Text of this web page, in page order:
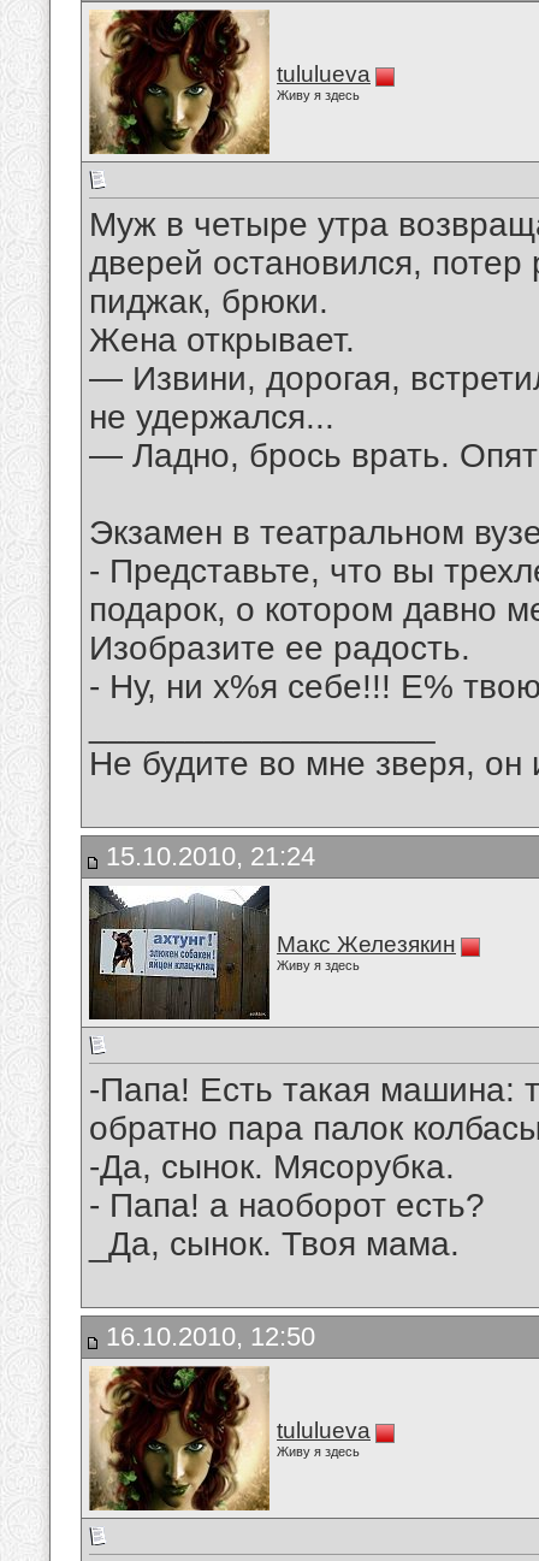
tululueva
Живу я здесь
Муж в четыре утра
дверей остановился,
пиджак, брюки.
Жена открывает.
— Извини, дорогая,
не удержался...
— Ладно, брось врать.
Экзамен в театральном
- Представьте, что вы
подарок, о котором давно
Изобразите ее радость.
- Ну, ни х%я себе!!! Е%
Не будите во мне зверя, он
15.10.2010, 21:24
Макс Железякин
Живу я здесь
-Папа! Есть такая машина:
обратно пара палок
-Да, сынок. Мясорубка.
- Папа! а наоборот есть?
_Да, сынок. Твоя мама.
16.10.2010, 12:50
tululueva
Живу я здесь